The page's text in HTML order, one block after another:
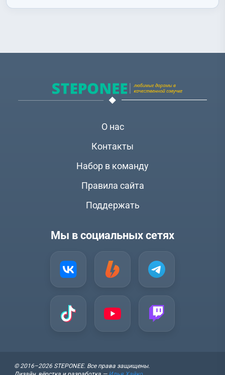
О нас
Контакты
Набор в команду
Правила сайта
Поддержать
Мы в социальных сетях
© 2016–2026 STEPONEE. Все права защищены.